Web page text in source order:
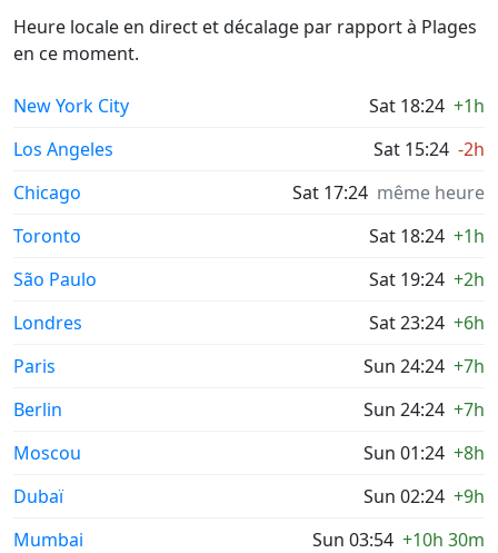
Heure locale en direct et décalage par rapport à Plages
en ce moment.
New York City Sat 18:24 +1h
Los Angeles
Sat 15:24 -2h
Chicago
Sat 17:24 même heure
Toronto
Sat 18:24 +1h
São Paulo
Sat 19:24 +2h
Londres
Sat 23:24 +6h
Paris
Sun 24:24 +7h
Berlin
Sun 24:24 +7h
Moscou
Sun 01:24 +8h
Dubaï
Sun 02:24 +9h
Mumbai
Sun 03:54 +10h 30m